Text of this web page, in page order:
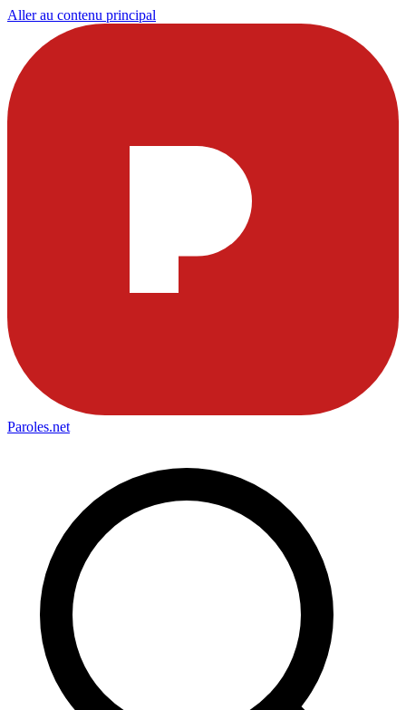
Aller au contenu principal
Paroles.net